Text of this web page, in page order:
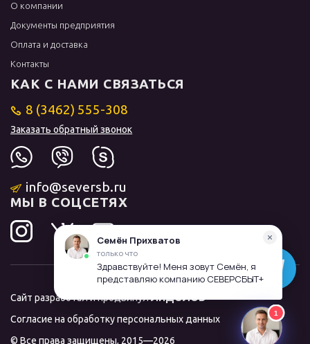
О компании
Документы предприятия
Оплата и доставка
Контакты
КАК С НАМИ СВЯЗАТЬСЯ
8 (3462) 555-308
Заказать обратный звонок
info@seversb.ru
МЫ В СОЦСЕТЯХ
Сайт разработал и продвинулЛИДОЛОВ
Согласие на обработку персональных данных
© Все права защищены, 2015—2026